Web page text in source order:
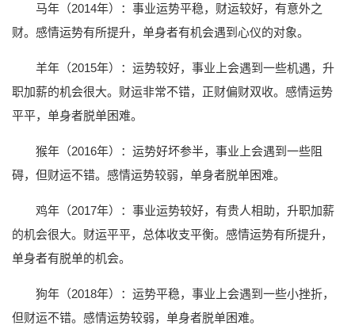
马年（2014年）：事业运势平稳，财运较好，有意外之
财。感情运势有所提升，单身者有机会遇到心仪的对象。
羊年（2015年）：运势较好，事业上会遇到一些机遇，升
职加薪的机会很大。财运非常不错，正财偏财双收。感情运势
平平，单身者脱单困难。
猴年（2016年）：运势好坏参半，事业上会遇到一些阻
碍，但财运不错。感情运势较弱，单身者脱单困难。
鸡年（2017年）：事业运势较好，有贵人相助，升职加薪
的机会很大。财运平平，总体收支平衡。感情运势有所提升，
单身者有脱单的机会。
狗年（2018年）：运势平稳，事业上会遇到一些小挫折，
但财运不错。感情运势较弱，单身者脱单困难。